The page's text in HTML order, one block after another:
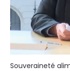
Souveraineté